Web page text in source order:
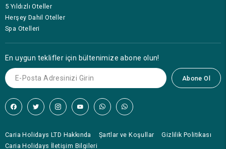
5 Yıldızlı Oteller
Herşey Dahil Oteller
Spa Otelleri
En uygun teklifler için bültenimize abone olun!
Abone Ol
Caria Holidays LTD Hakkında Şartlar ve Koşullar
Gizlilik Politikası
Caria Holidays İletişim Bilgileri